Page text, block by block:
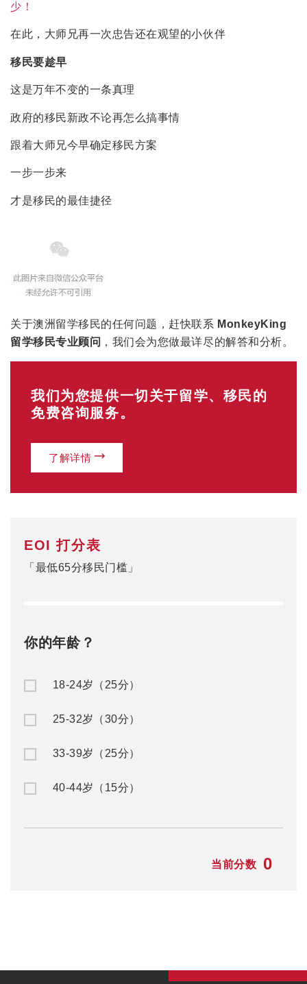
少！
在此，大师兄再一次忠告还在观望的小伙伴
移民要趁早
这是万年不变的一条真理
政府的移民新政不论再怎么搞事情
跟着大师兄今早确定移民方案
一步一步来
才是移民的最佳捷径
关于澳洲留学移民的任何问题，赶快联系 MonkeyKing
留学移民专业顾问 ，我们会为您做最详尽的解答和分析。
我们为您提供一切关于留学、移民的
免费咨询服务。
了解详情
EOI 打分表
「最低65分移民门槛」
你的年龄？
18-24岁（25分）
25-32岁（30分）
33-39岁（25分）
40-44岁（15分）
当前分数 0